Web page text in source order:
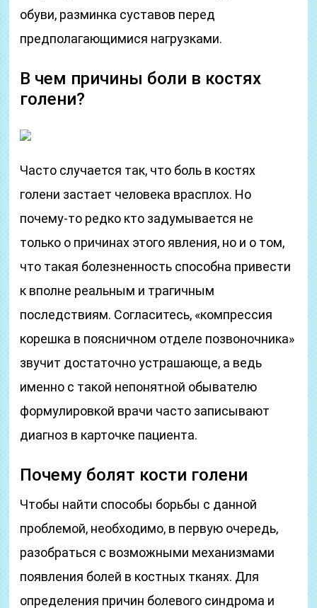
обуви, разминка суставов перед
предполагающимися нагрузками.
В чем причины боли в костях
голени?
Часто случается так, что боль в костях
голени застает человека врасплох. Но
почему-то редко кто задумывается не
только о причинах этого явления, но и о том,
что такая болезненность способна привести
к вполне реальным и трагичным
последствиям. Согласитесь, «компрессия
корешка в поясничном отделе позвоночника»
звучит достаточно устрашающе, а ведь
именно с такой непонятной обывателю
формулировкой врачи часто записывают
диагноз в карточке пациента.
Почему болят кости голени
Чтобы найти способы борьбы с данной
проблемой, необходимо, в первую очередь,
разобраться с возможными механизмами
появления болей в костных тканях. Для
определения причин болевого синдрома и